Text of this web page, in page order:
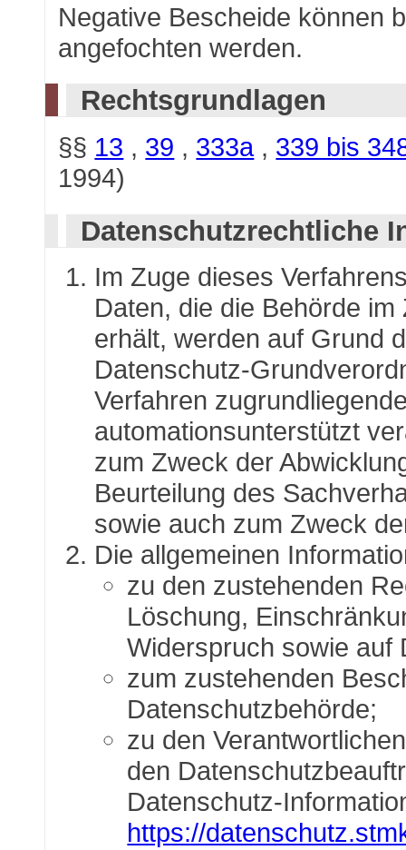
Negative Bescheide können
angefochten werden.
Rechtsgrundlagen
§§ 13 , 39 , 333a, 339 bis
1994)
Datenschutzrechtliche
Im Zuge dieses
Daten, die die Behörde
erhält, werden auf Grund
Datenschutz-
Verfahren
automationsunterstützt
zum Zweck der
Beurteilung des
sowie auch zum Zweck
Die allgemeinen
zu den zustehenden
Löschung,
Widerspruch sowie auf
zum zustehenden
Datenschutzbehörde;
zu den
den
Datenschutz-
https://